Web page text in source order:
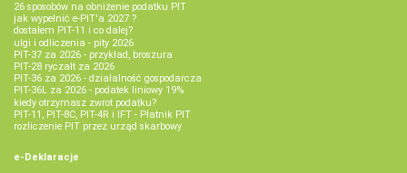
26 sposobów na obniżenie podatku PIT
jak wypełnić e-PIT'a 2027 ?
dostałem PIT-11 i co dalej?
ulgi i odliczenia - pity 2026
PIT-37 za 2026 - przykład, broszura
PIT-28 ryczałt za 2026
PIT-36 za 2026 - działalność gospodarcza
PIT-36L za 2026 - podatek liniowy 19%
kiedy otrzymasz zwrot podatku?
PIT-11, PIT-8C, PIT-4R i IFT - Płatnik PIT
rozliczenie PIT przez urząd skarbowy
e-Deklaracje